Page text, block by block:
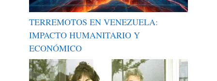
TERREMOTOS EN VENEZUELA:
IMPACTO HUMANITARIO Y
ECONÓMICO